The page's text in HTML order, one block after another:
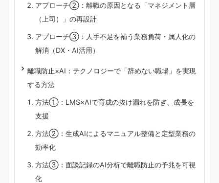
アプローチ②：離職の原因となる「マネジメント層
（上司）」の再設計
アプローチ③：人手不足を補う業務負荷・属人化の
解消（DX・AI活用）
離職防止×AI：テクノロジーで「辞めない職場」を実現
する方法
方法①：LMS×AIで育成の抜け漏れを防ぎ、成長を
支援
方法②：生成AIによるマニュアル整備と定型業務の
効率化
方法③：面談記録のAI分析で離職防止の予兆を可視
化